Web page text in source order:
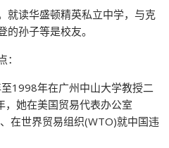
就读华盛顿精英私立中学，与克
孙子等是校友。
1998年在广州中山大学教授二
她在美国贸易代表办公室
在世界贸易组织(WTO)就中国违